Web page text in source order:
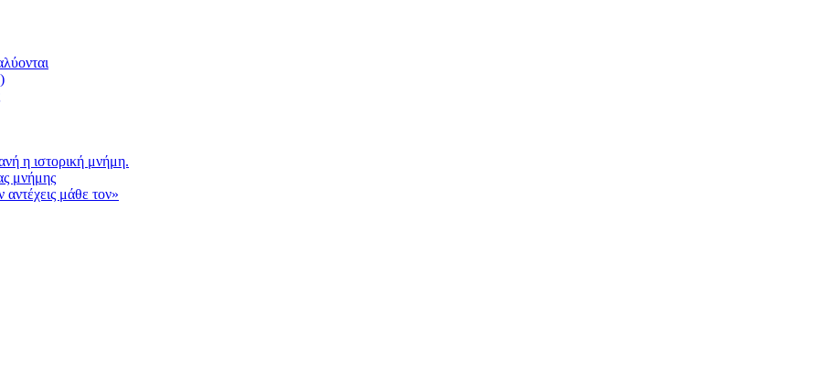
η ιστορική μνήμη.
μνήμης
μάθε τον»